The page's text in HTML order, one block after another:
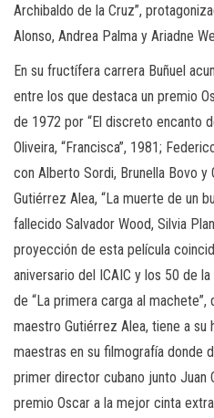
Archibaldo de la Cruz”,
Alonso, Andrea Palma y Ariadne
En su fructífera carrera Buñuel
entre los que destaca un premio
de 1972 por “El discreto encanto
Oliveira, “Francisca”, 1981;
con Alberto Sordi, Brunella Bovo y
Gutiérrez Alea, “La muerte de un
fallecido Salvador Wood, Silvia
proyección de esta película
aniversario del ICAIC y los 50 de
de “La primera carga al machete”,
maestro Gutiérrez Alea, tiene a su
maestras en su filmografía donde
primer director cubano junto Juan
premio Oscar a la mejor cinta